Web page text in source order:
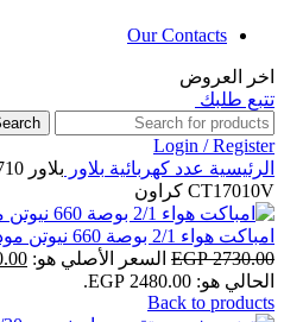
Our Contacts
اخر العروض
تتبع طلبك
Login / Register
الرئيسية عدد كهربائية بلاور
CT17010V كراون
امباكت هواء 2/1 بوصة 660 نيوتن موديل Ct38113 كراون
EGP2730.00 السعر الأصلي هو: EGP 2730.00.
الحالي هو: EGP 2480.00.
Back to products